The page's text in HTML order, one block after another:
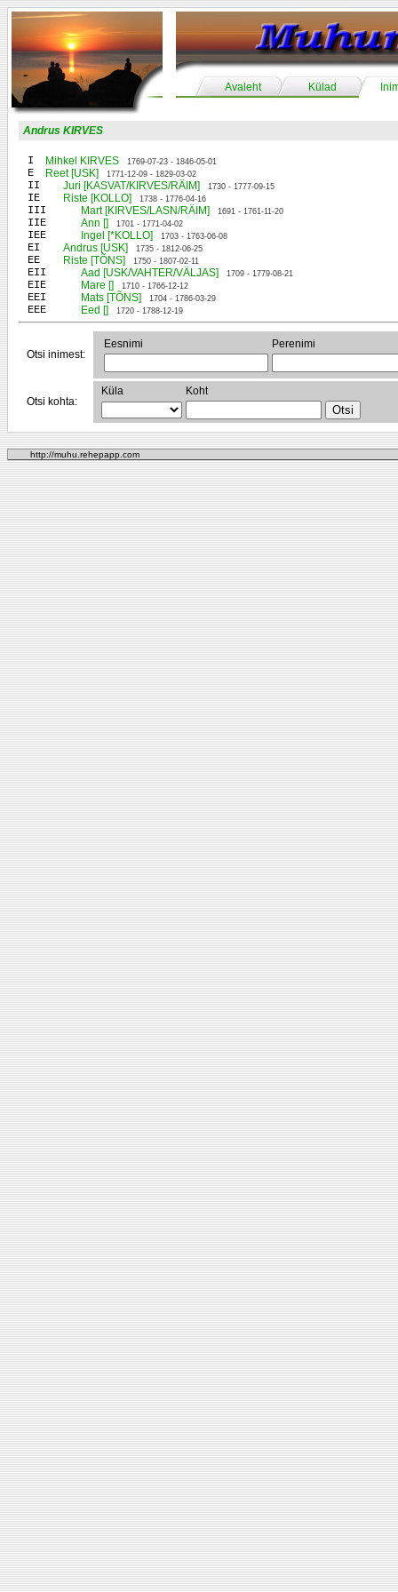
Avaleht Külad
Andrus KIRVES
I Mihkel KIRVES 1769-07-23 - 1846-05-01
E Reet [USK] 1771-12-09 - 1829-03-02
II Juri [KASVAT/KIRVES/RÄIM] 1730 - 1777-09-15
IE Riste [KOLLO] 1738 - 1776-04-16
III Mart [KIRVES/LASN/RÄIM] 1691 - 1761-11-20
IIE Ann [] 1701 - 1771-04-02
IEE Ingel [*KOLLO] 1703 - 1763-06-08
EI Andrus [USK] 1735 - 1812-06-25
EE Riste [TÕNS] 1750 - 1807-02-11
EII Aad [USK/VAHTER/VÄLJAS] 1709 - 1779-08-21
EIE Mare [] 1710 - 1766-12-12
EEI Mats [TÕNS] 1704 - 1786-03-29
EEE Eed [] 1720 - 1788-12-19
Otsi inimest:
Eesnimi Perenimi
Otsi kohta:
Küla Koht
http://muhu.rehepapp.com